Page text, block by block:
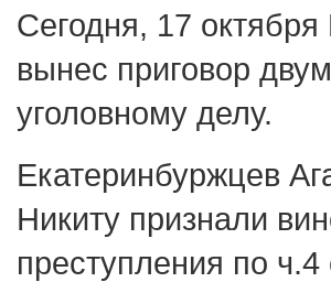
Сегодня, 17
вынес приговор
уголовному делу.
Екатеринбуржцев
Никиту признали
преступления по